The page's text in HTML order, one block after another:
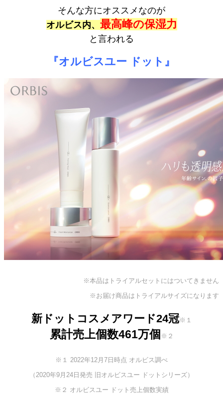
そんな方にオススメなのが
オルビス内、 最高峰の保湿力
と言われる
『オルビスユー ドット』
※本品はトライアルセットにはついてきません
※お届け商品はトライアルサイズになります
新ドットコスメアワード24冠※１
累計売上個数461万個 ※２
※１ 2022年12月7日時点 オルビス調べ
（2020年9月24日発売 旧オルビスユー ドットシリーズ）
※２ オルビスユー ドット売上個数実績